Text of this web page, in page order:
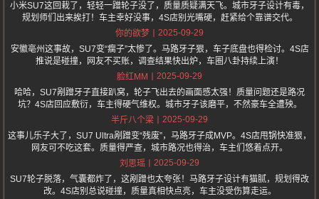
小米SU7这回栽了，轻轻一蹭轮子没了，质量质疑满天飞。城市牙子设计有毒，
规划师们出来挨打！车主幸好没事，4S店别光嘴硬，赶紧给个靠谱交代。
你的欲梦
2025-09-29
安徽亳州这事故，SU7变“瘸子”太惨了。马路牙子狠，车子底盘也得检讨。4S店
推说是碰撞，网友不买账，调查结果快出炉，车圈八卦持续上演！
脸红MM
2025-09-29
哈哈，SU7剐蹭牙子直接趴窝，轮子飞出去的画面感太强！质量问题还是路况
坑？4S店回应敷衍，车主得硬气维权。城市牙子该磨平，不然豪车全遭殃。
半斤八个梁
2025-09-29
这事儿乐子大了，SU7 Ultra剐蹭变“残废”，马路牙子成MVP。4S店甩锅快准狠，
网友可不吃这套。质量得严查，城市路况也得治，车主们悠着点开。
刘思瑶
2025-09-29
SU7轮子脱落，气囊都炸了，这剐蹭也太夸张！马路牙子设计有猫腻，规划得改
改。4S店别总说碰撞，质量真相快点亮，车主没受伤算走运。